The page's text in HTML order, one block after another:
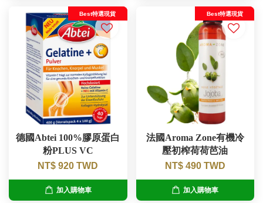
Best特選現貨
德國Abtei 100%膠原蛋白
粉PLUS VC
NT$ 920 TWD
加入購物車
Best特選現貨
法國Aroma Zone有機冷
壓初榨荷荷芭油
NT$ 490 TWD
加入購物車